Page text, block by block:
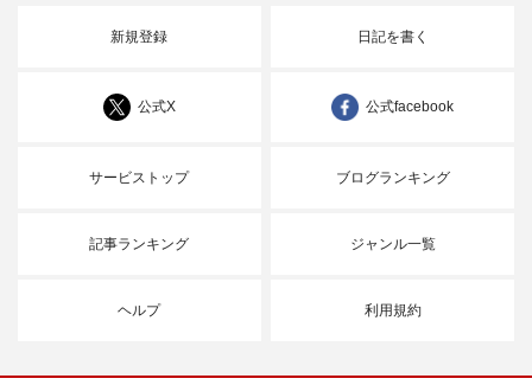
新規登録 日記を書く
公式X 公式facebook
サービストップ ブログランキング
記事ランキング ジャンル一覧
ヘルプ 利用規約